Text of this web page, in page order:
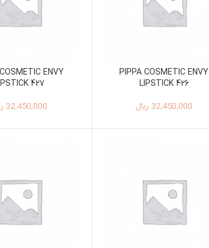
PIPPA COSMETIC ENVY
LIPSTICK 426
32,450,000 ریال
ENVY
427
32,450,000